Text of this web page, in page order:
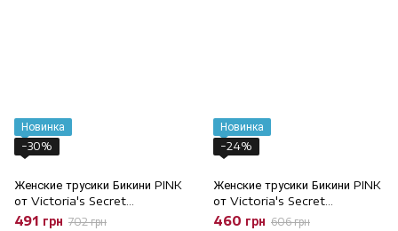
Новинка
−30%
Женские трусики Бикини PINK
от Victoria's Secret
435409833 красные, M
491 грн 702 грн
Новинка
−24%
Женские трусики Бикини PINK
от Victoria's Secret
182326867 черные, XS
460 грн 606 грн